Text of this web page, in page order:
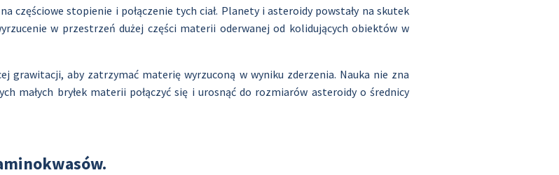
częściowe stopienie i połączenie tych ciał. Planety i asteroidy powstały na skutek
w przestrzeń dużej części materii oderwanej od kolidujących obiektów w
grawitacji, aby zatrzymać materię wyrzuconą w wyniku zderzenia. Nauka nie zna
bryłek materii połączyć się i urosnąć do rozmiarów asteroidy o średnicy